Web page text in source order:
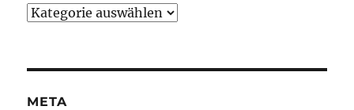
Beiträge
META